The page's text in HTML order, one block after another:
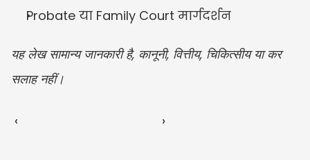
Probate या Family Court मार्गदर्शन
यह लेख सामान्य जानकारी है, कानूनी, वित्तीय, चिकित्सीय या कर
सलाह नहीं।
‹ ›